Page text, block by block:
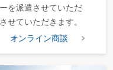
も、本件英文添削の差額負
担がそれに当たるとするこ
とは困難である。
を派遣させていただ
せていただきます。
オンライン商談